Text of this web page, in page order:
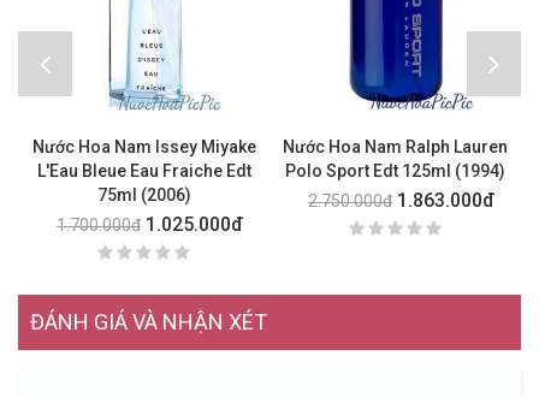
Nước Hoa Nam Issey Miyake
L'Eau Bleue Eau Fraiche Edt
75ml (2006)
1.700.000đ 1.025.000đ
Nước Hoa Nam Ralph Lauren
Polo Sport Edt 125ml (1994)
2.750.000đ 1.863.000đ
ĐÁNH GIÁ VÀ NHẬN XÉT